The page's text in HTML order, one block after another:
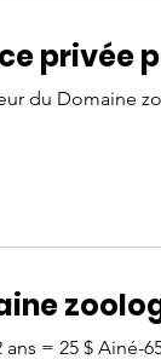
privée
du Domaine
= 25 $ Ainé-